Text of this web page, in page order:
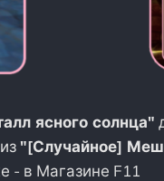
ясного солнца"
"[Случайное]
- в Магазине F11